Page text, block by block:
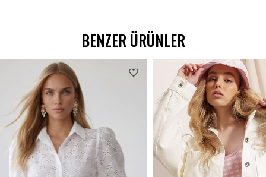
BENZER ÜRÜNLER
%62 İNDİRİM
₺299,00
₺538,99